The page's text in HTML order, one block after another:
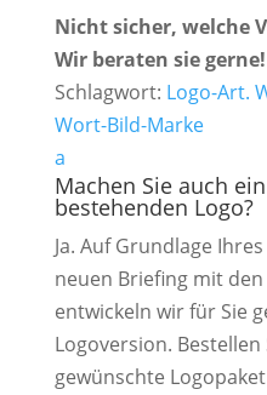
Nicht sicher, welche
Wir beraten sie gerne!
Schlagwort: Logo-Art.
Wort-Bild-Marke
a
Machen Sie auch
bestehenden Logo?
Ja. Auf Grundlage
neuen Briefing mit
entwickeln wir für Sie
Logoversion.
gewünschte